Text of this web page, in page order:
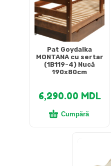
Pat Goydalka
MONTANA cu sertar
(1B119-4) Nucă
190x80cm
6,290.00 MDL
Cumpără